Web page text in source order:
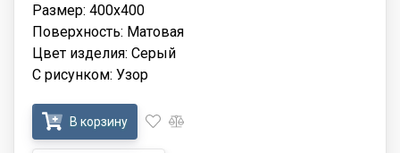
Размер: 400x400
Поверхность: Матовая
Цвет изделия: Серый
С рисунком: Узор
В корзину